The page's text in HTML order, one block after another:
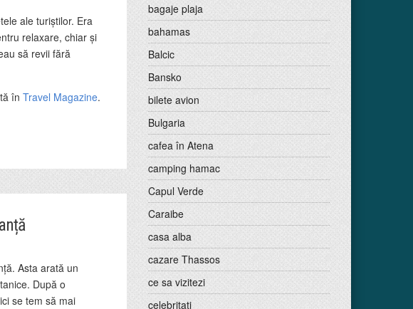
ale turiștilor. Era
relaxare, chiar și
să revii fără
înTravel Magazine.
Asta arată un
După o
se tem să mai
bagaje plaja
bahamas
Balcic
Bansko
bilete avion
Bulgaria
cafea în Atena
camping hamac
Capul Verde
Caraibe
casa alba
cazare Thassos
ce sa vizitezi
celebritati